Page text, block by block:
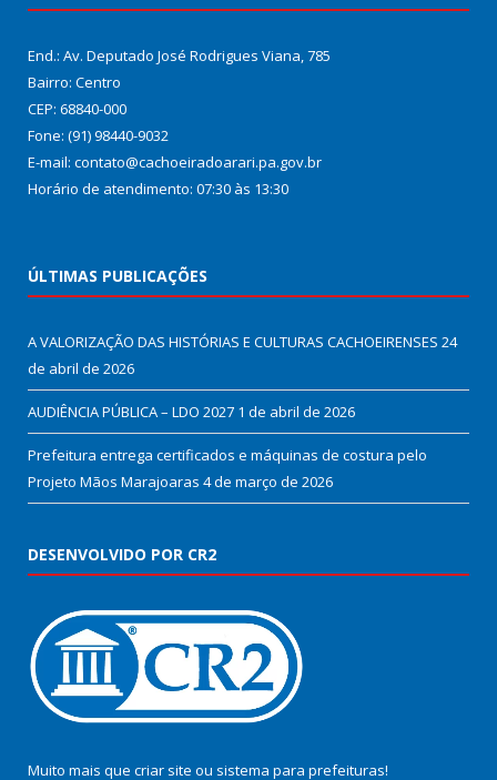
End.: Av. Deputado José Rodrigues Viana, 785
Bairro: Centro
CEP: 68840-000
Fone: (91) 98440-9032
E-mail: contato@cachoeiradoarari.pa.gov.br
Horário de atendimento: 07:30 às 13:30
ÚLTIMAS PUBLICAÇÕES
A VALORIZAÇÃO DAS HISTÓRIAS E CULTURAS CACHOEIRENSES 24
de abril de 2026
AUDIÊNCIA PÚBLICA – LDO 2027 1 de abril de 2026
Prefeitura entrega certificados e máquinas de costura pelo
Projeto Mãos Marajoaras 4 de março de 2026
DESENVOLVIDO POR CR2
Muito mais que criar site ou sistema para prefeituras!